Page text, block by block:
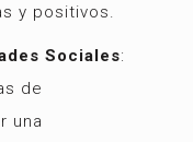
y positivos.
Sociales:
de
una